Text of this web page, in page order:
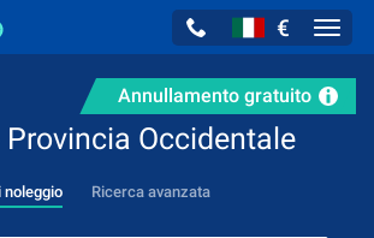
€
Annullamento gratuito
Occidentale
noleggio Ricerca avanzata